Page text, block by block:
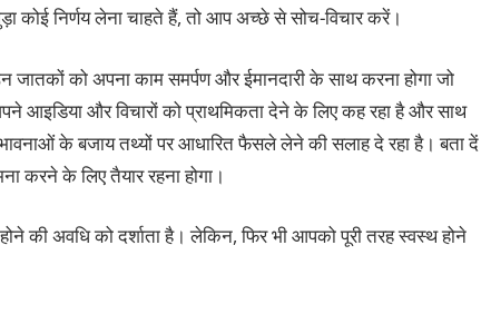
निर्णय लेना चाहते हैं, तो आप अच्छे से सोच-विचार करें।
को अपना काम समर्पण और ईमानदारी के साथ करना होगा जो
आइडिया और विचारों को प्राथमिकता देने के लिए कह रहा है और साथ
के बजाय तथ्यों पर आधारित फैसले लेने की सलाह दे रहा है। बता दें
करने के लिए तैयार रहना होगा।
की अवधि को दर्शाता है। लेकिन, फिर भी आपको पूरी तरह स्वस्थ होने